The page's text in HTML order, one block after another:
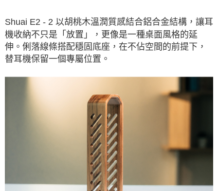
Shuai E2 - 2 以胡桃木溫潤質感結合鋁合金結構，讓耳
機收納不只是「放置」，更像是一種桌面風格的延
伸。俐落線條搭配穩固底座，在不佔空間的前提下，
替耳機保留一個專屬位置。